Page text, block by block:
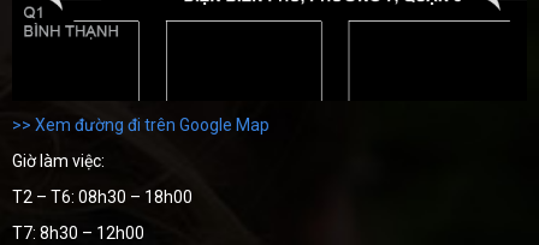
>> Xem đường đi trên Google Map
Giờ làm việc:
T2 – T6: 08h30 – 18h00
T7: 8h30 – 12h00